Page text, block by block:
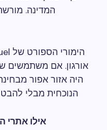
המדינה. מורשה,
היה אזור אפור
הנוכחית מבלי
אילו אתרי